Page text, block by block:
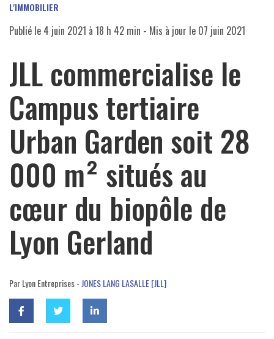
L'IMMOBILIER
Publié le 4 juin 2021 à 18 h 42 min - Mis à jour le 07 juin 2021
JLL commercialise le
Campus tertiaire
Urban Garden soit 28
000 m² situés au
cœur du biopôle de
Lyon Gerland
Par Lyon Entreprises -JONES LANG LASALLE [JLL]